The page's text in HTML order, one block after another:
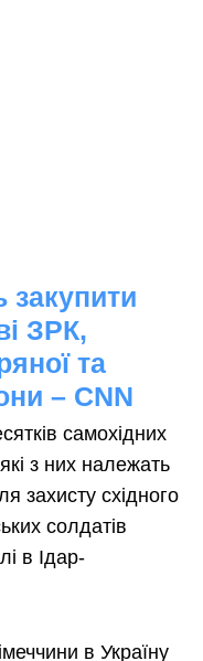
ЗРК,
та
– CNN
самохідних
з них належать
захисту східного
солдатів
в Ідар-
в Україну